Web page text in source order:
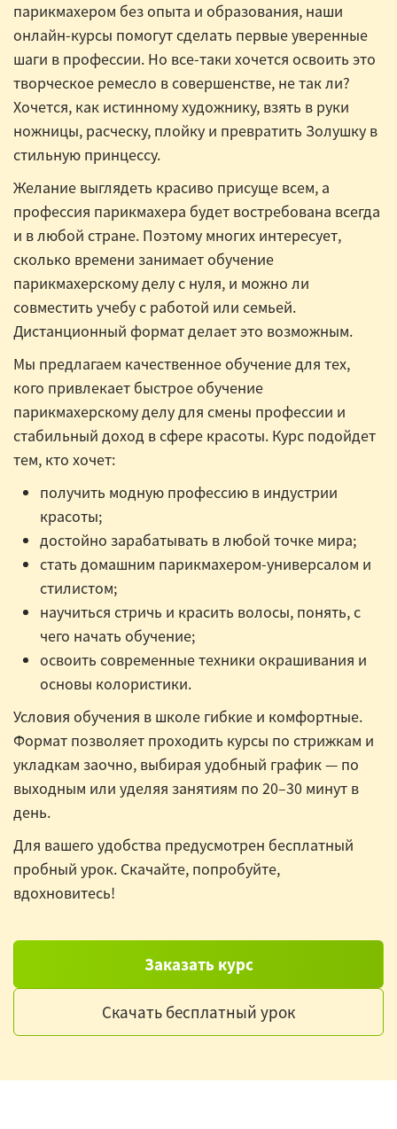
парикмахером без опыта и образования, наши
онлайн-курсы помогут сделать первые уверенные
шаги в профессии. Но все-таки хочется освоить это
творческое ремесло в совершенстве, не так ли?
Хочется, как истинному художнику, взять в руки
ножницы, расческу, плойку и превратить Золушку в
стильную принцессу.
Желание выглядеть красиво присуще всем, а
профессия парикмахера будет востребована всегда
и в любой стране. Поэтому многих интересует,
сколько времени занимает обучение
парикмахерскому делу с нуля, и можно ли
совместить учебу с работой или семьей.
Дистанционный формат делает это возможным.
Мы предлагаем качественное обучение для тех,
кого привлекает быстрое обучение
парикмахерскому делу для смены профессии и
стабильный доход в сфере красоты. Курс подойдет
тем, кто хочет:
получить модную профессию в индустрии
красоты;
достойно зарабатывать в любой точке мира;
стать домашним парикмахером-универсалом и
стилистом;
научиться стричь и красить волосы, понять, с
чего начать обучение;
освоить современные техники окрашивания и
основы колористики.
Условия обучения в школе гибкие и комфортные.
Формат позволяет проходить курсы по стрижкам и
укладкам заочно, выбирая удобный график — по
выходным или уделяя занятиям по 20–30 минут в
день.
Для вашего удобства предусмотрен бесплатный
пробный урок. Скачайте, попробуйте,
вдохновитесь!
Заказать курс
Скачать бесплатный урок